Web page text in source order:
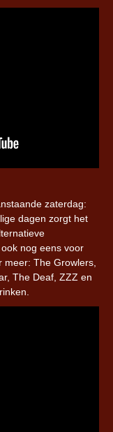
zaterdag:
dagen zorgt het
nog eens voor
meer: The Growlers,
The Deaf, ZZZ en